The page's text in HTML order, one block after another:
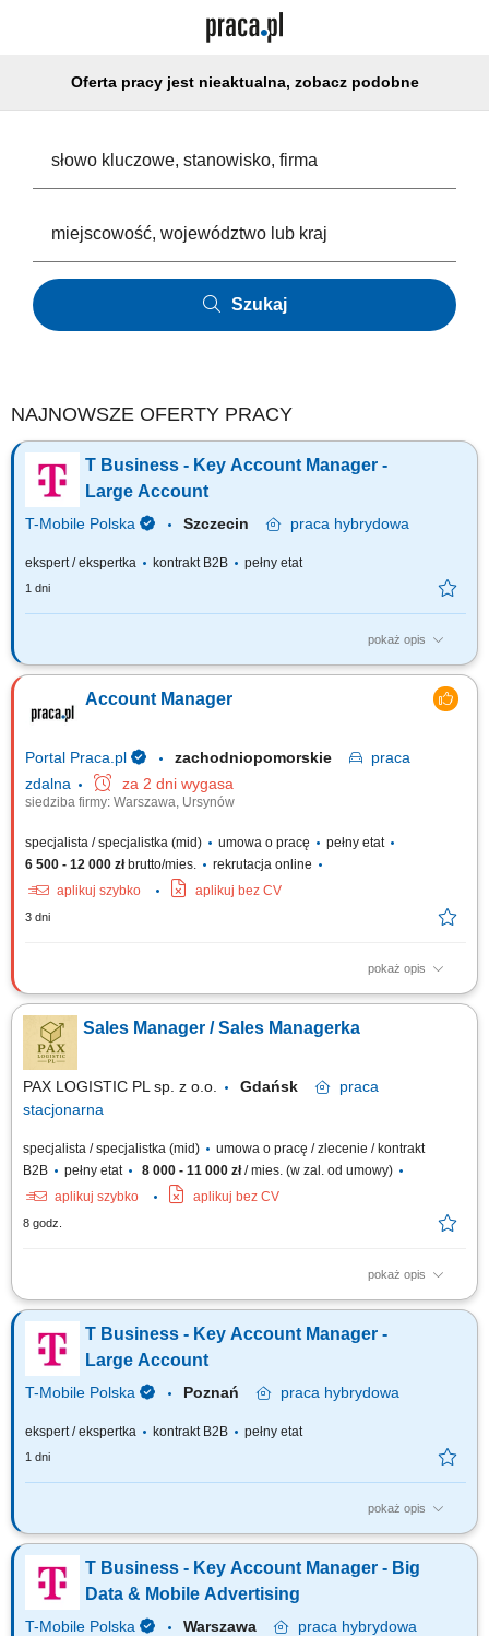
Oferta pracy jest nieaktualna, zobacz podobne
Szukaj
NAJNOWSZE OFERTY PRACY
T Business - Key Account Manager -
Large Account
T-Mobile Polska Szczecin praca hybrydowa
ekspert / ekspertka kontrakt B2B pełny etat
1 dni
pokaż opis
Zadania, które na Ciebie czekają: Przygotowanie ofert handlowych w
Negocjowanie umów i warunków handlowych; Zawieranie umów w tym o
świadczenie usług, sprzedaży oraz innych, zgodnie z ofertą TMPL ze
Account Manager
Portal Praca.pl zachodniopomorskie
praca
zdalna
za 2 dni wygasa
siedziba firmy: Warszawa, Ursynów
specjalista / specjalistka (mid) umowa o pracę
pełny etat
6 500 - 12 000 złbrutto/mies.
rekrutacja online
aplikuj szybko
aplikuj bez CV
3 dni
pokaż opis
Zakres obowiązków: Aktywne pozyskiwanie nowych klientów B2B –
głównie poprzez: - Kontakt telefoniczny, - Mailowy, - Spotkania online.
Docieranie do nowych firm i decydentów – systematyczna praca na
rynku; Prowadzenie spotkań i prezentacja oferty firmy; Przygotowywanie
ofert oraz...
Sales Manager / Sales Managerka
PAX LOGISTIC PL sp. z o.o. Gdańsk
praca
stacjonarna
specjalista / specjalistka (mid)
umowa o pracę / zlecenie / kontrakt
B2B
pełny etat 8 000 - 11 000 zł/ mies. (w zal. od umowy)
aplikuj szybko
aplikuj bez CV
8 godz.
pokaż opis
Zakres obowiązków Pozyskiwanie nowych klientów B2B w branży
logistycznej i transportowej. Budowanie długoterminowych relacji z
importerami, eksporterami, producentami oraz firmami handlowymi.
Przygotowywanie wycen transportowych oraz ofert handlowych.
Prezentowanie klientom rozwiązań...
T Business - Key Account Manager -
Large Account
T-Mobile Polska Poznań praca hybrydowa
ekspert / ekspertka kontrakt B2B pełny etat
1 dni
pokaż opis
Zadania, które na Ciebie czekają: Przygotowanie ofert handlowych w
oparciu o standardy T-Mobile Business Solutions i potrzeby klienta;
Negocjowanie umów i warunków handlowych; Zawieranie umów w tym o
świadczenie usług, sprzedaży oraz innych, zgodnie z ofertą TMPL ze
szczególnym...
T Business - Key Account Manager - Big
Data & Mobile Advertising
T-Mobile Polska Warszawa praca hybrydowa